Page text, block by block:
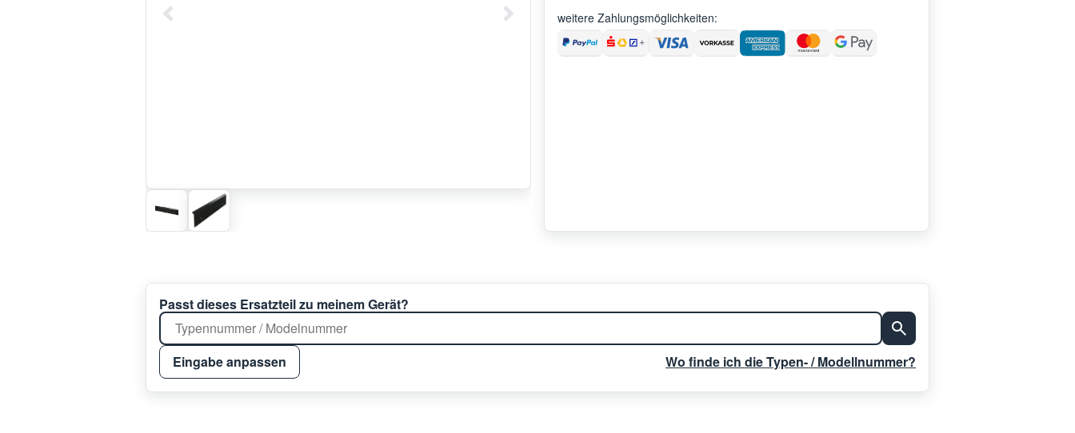
weitere Zahlungsmöglichkeiten:
Passt dieses Ersatzteil zu meinem Gerät?
Eingabe anpassen Wo finde ich die Typen- / Modellnummer?